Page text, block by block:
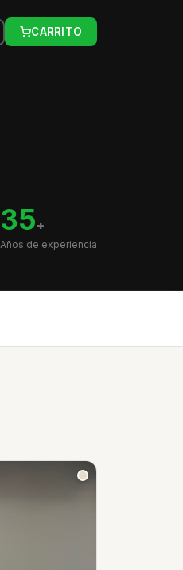
CARRITO
35+
Años de experiencia